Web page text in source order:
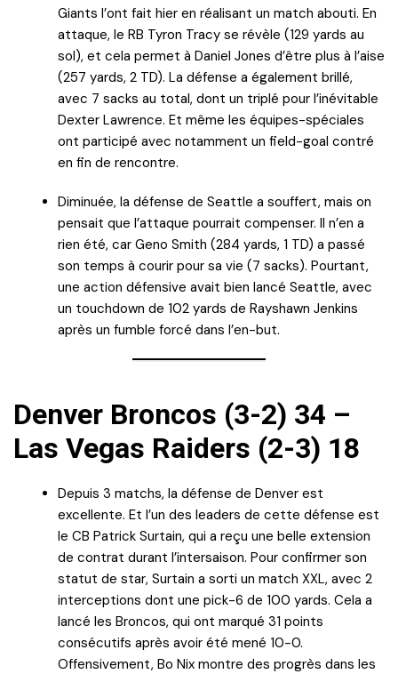
Giants l’ont fait hier en réalisant un match abouti. En
attaque, le RB Tyron Tracy se révèle (129 yards au
sol), et cela permet à Daniel Jones d’être plus à l’aise
(257 yards, 2 TD). La défense a également brillé,
avec 7 sacks au total, dont un triplé pour l’inévitable
Dexter Lawrence. Et même les équipes-spéciales
ont participé avec notamment un field-goal contré
en fin de rencontre.
Diminuée, la défense de Seattle a souffert, mais on
pensait que l’attaque pourrait compenser. Il n’en a
rien été, car Geno Smith (284 yards, 1 TD) a passé
son temps à courir pour sa vie (7 sacks). Pourtant,
une action défensive avait bien lancé Seattle, avec
un touchdown de 102 yards de Rayshawn Jenkins
après un fumble forcé dans l’en-but.
Denver Broncos (3-2) 34 –
Las Vegas Raiders (2-3) 18
Depuis 3 matchs, la défense de Denver est
excellente. Et l’un des leaders de cette défense est
le CB Patrick Surtain, qui a reçu une belle extension
de contrat durant l’intersaison. Pour confirmer son
statut de star, Surtain a sorti un match XXL, avec 2
interceptions dont une pick-6 de 100 yards. Cela a
lancé les Broncos, qui ont marqué 31 points
consécutifs après avoir été mené 10-0.
Offensivement, Bo Nix montre des progrès dans les